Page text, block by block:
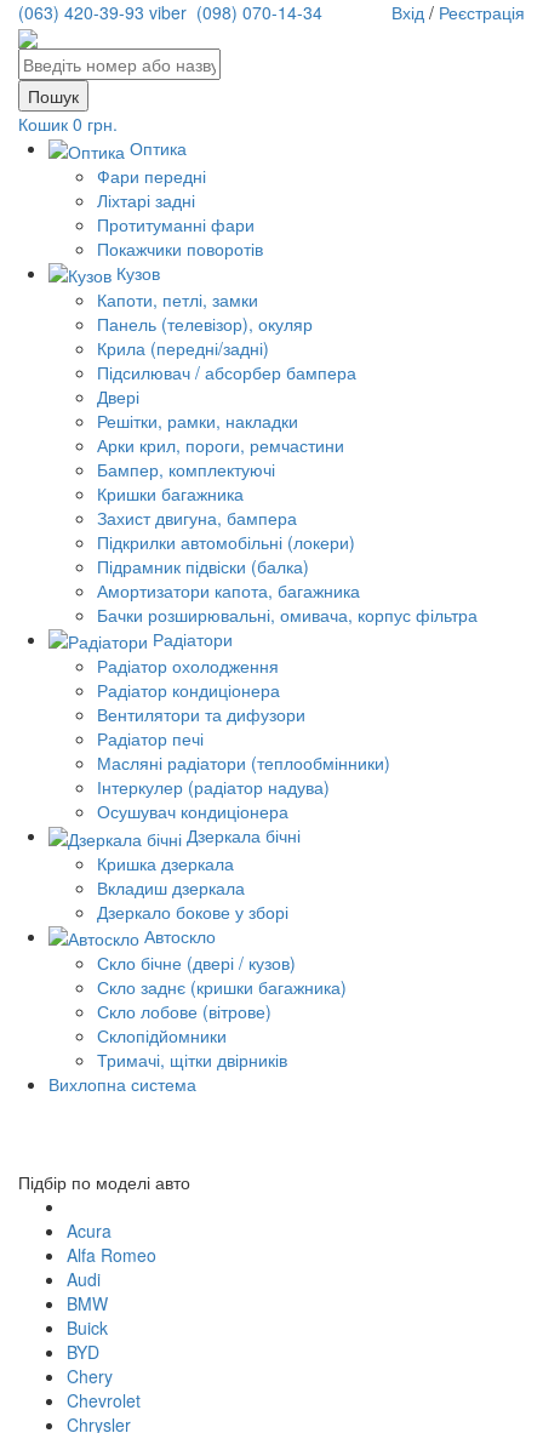
(063) 420-39-93 viber (098) 070-14-34 Вхід / Реєстрація
Кошик 0 грн.
Оптика
Фари передні
Ліхтарі задні
Протитуманні фари
Покажчики поворотів
Кузов
Капоти, петлі, замки
Панель (телевізор), окуляр
Крила (передні/задні)
Підсилювач / абсорбер бампера
Двері
Решітки, рамки, накладки
Арки крил, пороги, ремчастини
Бампер, комплектуючі
Кришки багажника
Захист двигуна, бампера
Підкрилки автомобільні (локери)
Підрамник підвіски (балка)
Амортизатори капота, багажника
Бачки розширювальні, омивача, корпус фільтра
Радіатори
Радіатор охолодження
Радіатор кондиціонера
Вентилятори та дифузори
Радіатор печі
Масляні радіатори (теплообмінники)
Інтеркулер (радіатор надува)
Осушувач кондиціонера
Дзеркала бічні
Кришка дзеркала
Вкладиш дзеркала
Дзеркало бокове у зборі
Автоскло
Скло бічне (двері / кузов)
Скло заднє (кришки багажника)
Скло лобове (вітрове)
Склопідйомники
Тримачі, щітки двірників
Вихлопна система
Підбір по моделі авто
Acura
Alfa Romeo
Audi
BMW
Buick
BYD
Chery
Chevrolet
Chrysler